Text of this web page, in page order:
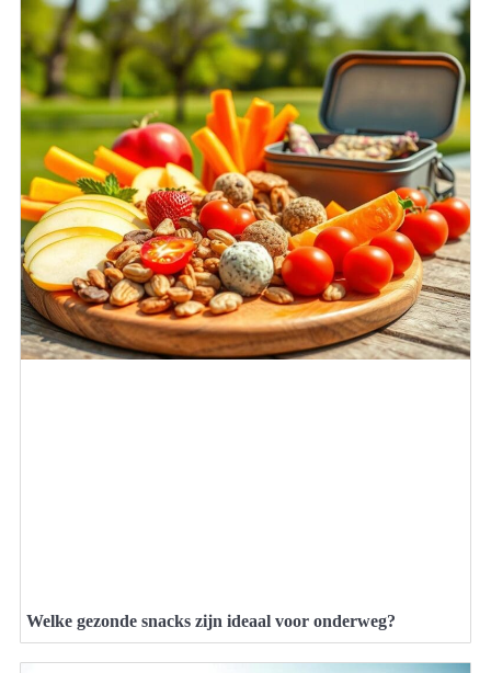
Welke gezonde snacks zijn ideaal voor onderweg?